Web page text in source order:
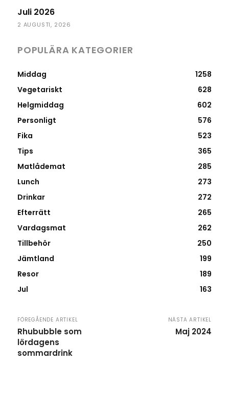
Juli 2026
2 AUGUSTI, 2026
POPULÄRA KATEGORIER
Middag
1258
Vegetariskt
628
Helgmiddag
602
Personligt
576
Fika
523
Tips
365
Matlådemat
285
Lunch
273
Drinkar
272
Efterrätt
265
Vardagsmat
262
Tillbehör
250
Jämtland
199
Resor
189
Jul
163
FÖREGÅENDE ARTIKEL
Rhububble som
lördagens
sommardrink
NÄSTA ARTIKEL
Maj 2024